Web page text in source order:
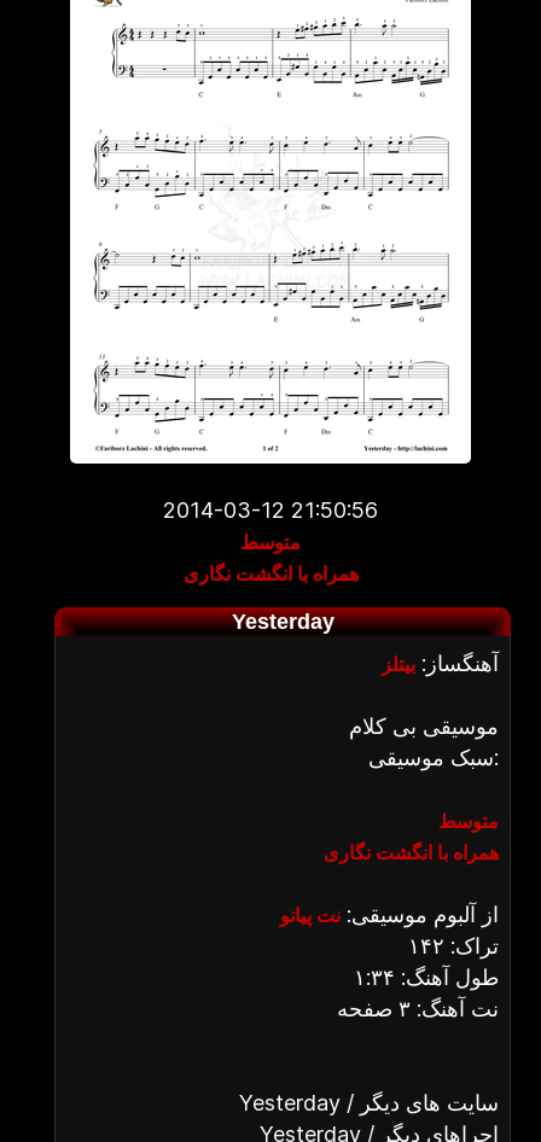
2014-03-12 21:50:56
متوسط
همراه با انگشت نگاری
Yesterday
آهنگساز: بیتلز
موسیقی بی کلام
سبک موسیقی:
متوسط
همراه با انگشت نگاری
از آلبوم موسیقی: نت پیانو
تراک: ۱۴۲
طول آهنگ: ۱:۳۴
نت آهنگ: ۳ صفحه
Yesterday / سایت های دیگر
Yesterday / اجراهای دیگر